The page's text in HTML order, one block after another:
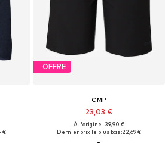
€
OFFRE
CMP
23,03 €
À l'origine : 39,90 €
Dernier prix le plus bas :22,69 €